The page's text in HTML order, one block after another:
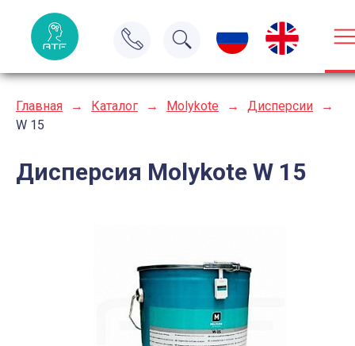
Главная → Каталог → Molykote → Дисперсии
→
W 15
Дисперсия Molykote W 15